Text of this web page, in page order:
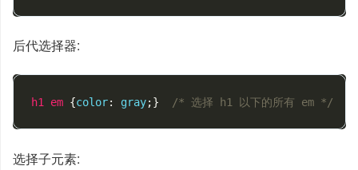
后代选择器:
h1 em {color: gray;} /* 选择 h1 以下的所有 em */
选择子元素: